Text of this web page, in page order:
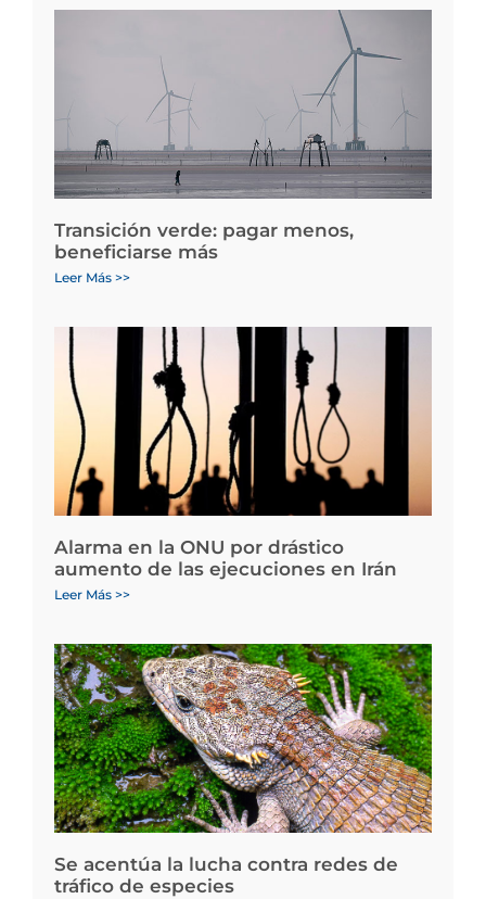
Transición verde: pagar menos,
beneficiarse más
Leer Más >>
Alarma en la ONU por drástico
aumento de las ejecuciones en Irán
Leer Más >>
Se acentúa la lucha contra redes de
tráfico de especies